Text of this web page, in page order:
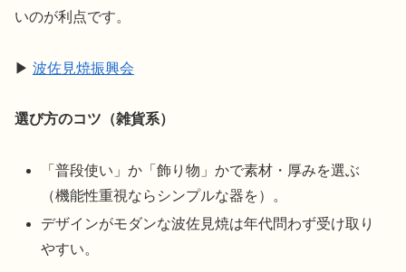
いのが利点です。
▶︎ 波佐見焼振興会
選び方のコツ（雑貨系）
「普段使い」か「飾り物」かで素材・厚みを選ぶ
（機能性重視ならシンプルな器を）。
デザインがモダンな波佐見焼は年代問わず受け取り
やすい。